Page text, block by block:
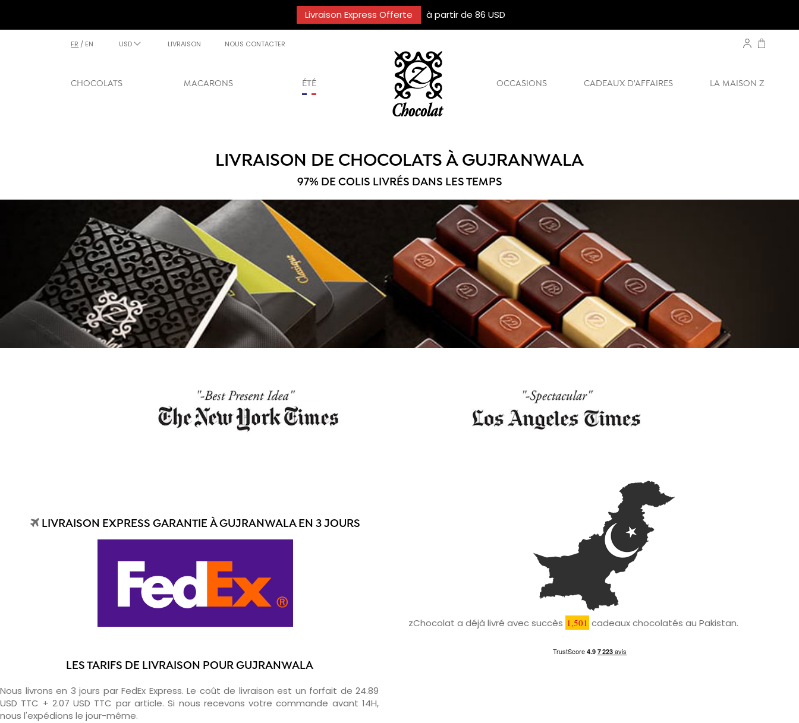
Livraison Express Offerte à partir de 86 USD
FR / EN USD LIVRAISON NOUS CONTACTER
CHOCOLATS MACARONS ÉTÉ OCCASIONS CADEAUX D'AFFAIRES LA MAISON Z
LIVRAISON DE CHOCOLATS À GUJRANWALA
97% DE COLIS LIVRÉS DANS LES TEMPS
LIVRAISON EXPRESS GARANTIE À GUJRANWALA EN 3 JOURS
LES TARIFS DE LIVRAISON POUR GUJRANWALA
Nous livrons en 3 jours par FedEx Express. Le coût de livraison est un forfait de 24.89
USD TTC + 2.07 USD TTC par article. Si nous recevons votre commande avant 14H,
nous l'expédions le jour-même.
zChocolat a déjà livré avec succès 1,501 cadeaux chocolatés au Pakistan.